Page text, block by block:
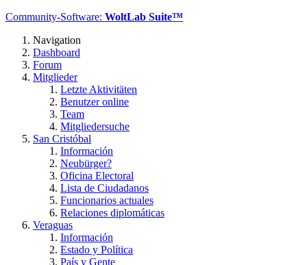
Community-Software: WoltLab Suite™
Navigation
Dashboard
Forum
Mitglieder
Letzte Aktivitäten
Benutzer online
Team
Mitgliedersuche
San Cristóbal
Información
Neubürger?
Oficina Electoral
Lista de Ciudadanos
Funcionarios actuales
Relaciones diplomáticas
Veraguas
Información
Estado y Política
País y Gente